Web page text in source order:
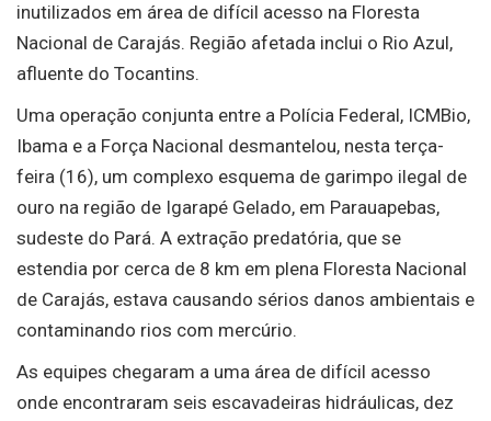
inutilizados em área de difícil acesso na Floresta
Nacional de Carajás. Região afetada inclui o Rio Azul,
afluente do Tocantins.
Uma operação conjunta entre a Polícia Federal, ICMBio,
Ibama e a Força Nacional desmantelou, nesta terça-
feira (16), um complexo esquema de garimpo ilegal de
ouro na região de Igarapé Gelado, em Parauapebas,
sudeste do Pará. A extração predatória, que se
estendia por cerca de 8 km em plena Floresta Nacional
de Carajás, estava causando sérios danos ambientais e
contaminando rios com mercúrio.
As equipes chegaram a uma área de difícil acesso
onde encontraram seis escavadeiras hidráulicas, dez